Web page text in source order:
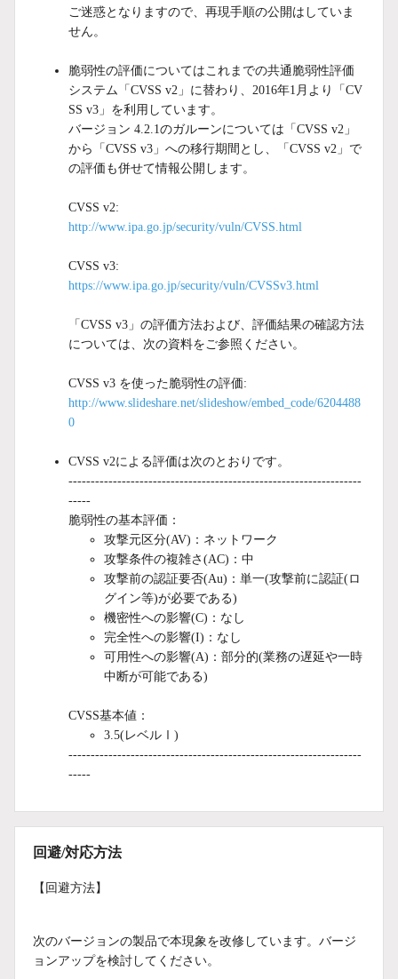
ご迷惑となりますので、再現手順の公開はしていま
せん。
脆弱性の評価についてはこれまでの共通脆弱性評価
システム「CVSS v2」に替わり、2016年1月より「CV
SS v3」を利用しています。
バージョン 4.2.1のガルーンについては「CVSS v2」
から「CVSS v3」への移行期間とし、「CVSS v2」で
の評価も併せて情報公開します。
CVSS v2:
http://www.ipa.go.jp/security/vuln/CVSS.html
CVSS v3:
https://www.ipa.go.jp/security/vuln/CVSSv3.html
「CVSS v3」の評価方法および、評価結果の確認方法
については、次の資料をご参照ください。
CVSS v3 を使った脆弱性の評価:
http://www.slideshare.net/slideshow/embed_code/6204488
0
CVSS v2による評価は次のとおりです。
------------------------------------------------------------------
-----
脆弱性の基本評価：
攻撃元区分(AV)：ネットワーク
攻撃条件の複雑さ(AC)：中
攻撃前の認証要否(Au)：単一(攻撃前に認証(ロ
グイン等)が必要である)
機密性への影響(C)：なし
完全性への影響(I)：なし
可用性への影響(A)：部分的(業務の遅延や一時
中断が可能である)
CVSS基本値：
3.5(レベルⅠ)
------------------------------------------------------------------
-----
回避/対応方法
【回避方法】
次のバージョンの製品で本現象を改修しています。バージ
ョンアップを検討してください。